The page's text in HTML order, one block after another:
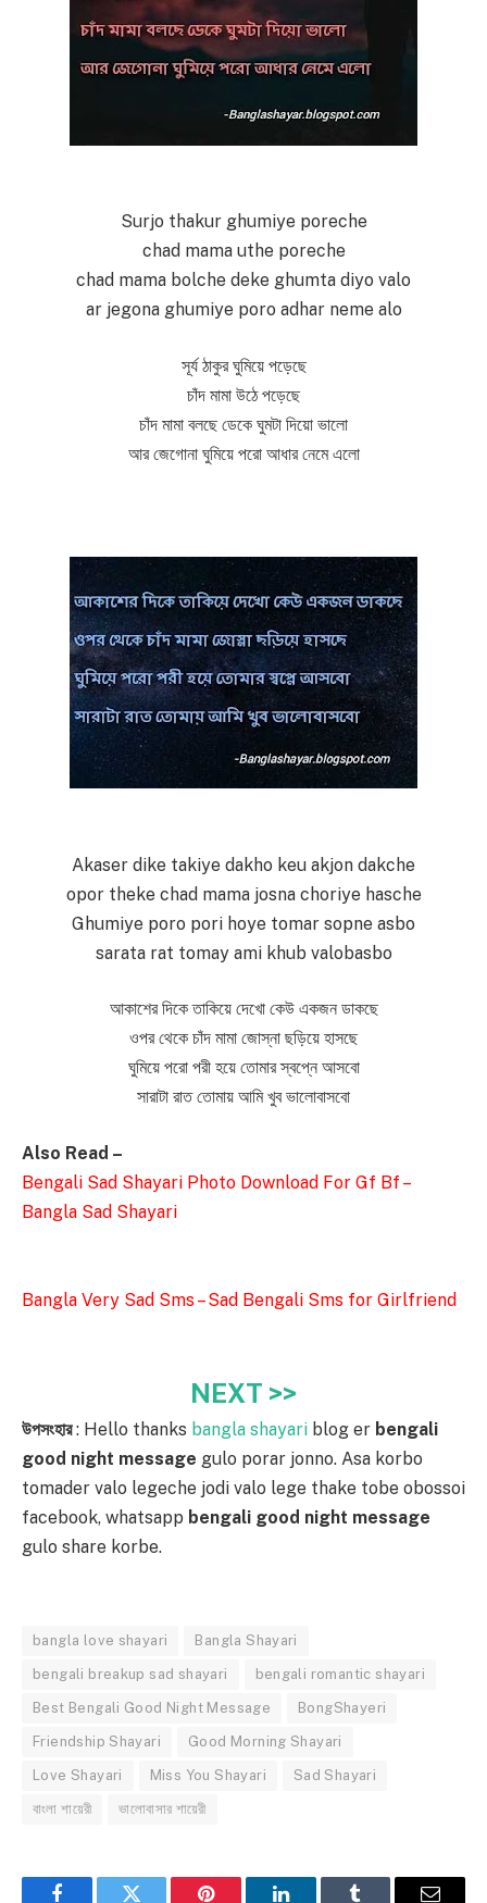
Surjo thakur ghumiye poreche
chad mama uthe poreche
chad mama bolche deke ghumta diyo valo
ar jegona ghumiye poro adhar neme alo
সূর্য ঠাকুর ঘুমিয়ে পড়েছে
চাঁদ মামা উঠে পড়েছে
চাঁদ মামা বলছে ডেকে ঘুমটা দিয়ো ভালো
আর জেগোনা ঘুমিয়ে পরো আধার নেমে এলো
Akaser dike takiye dakho keu akjon dakche
opor theke chad mama josna choriye hasche
Ghumiye poro pori hoye tomar sopne asbo
sarata rat tomay ami khub valobasbo
আকাশের দিকে তাকিয়ে দেখো কেউ একজন ডাকছে
ওপর থেকে চাঁদ মামা জোস্না ছড়িয়ে হাসছে
ঘুমিয়ে পরো পরী হয়ে তোমার স্বপ্নে আসবো
সারাটা রাত তোমায় আমি খুব ভালোবাসবো
Also Read –
Bengali Sad Shayari Photo Download For Gf Bf –
Bangla Sad Shayari
Bangla Very Sad Sms – Sad Bengali Sms for Girlfriend
NEXT >>
উপসংহার: Hello thanks bangla shayari blog er bengali
good night message gulo porar jonno. Asa korbo
tomader valo legeche jodi valo lege thake tobe obossoi
facebook, whatsapp bengali good night message
gulo share korbe.
bangla love shayari Bangla Shayari
bengali breakup sad shayari bengali romantic shayari
Best Bengali Good Night Message BongShayeri
Friendship Shayari Good Morning Shayari
Love Shayari Miss You Shayari Sad Shayari
বাংলা শায়েরী ভালোবাসার শায়েরী